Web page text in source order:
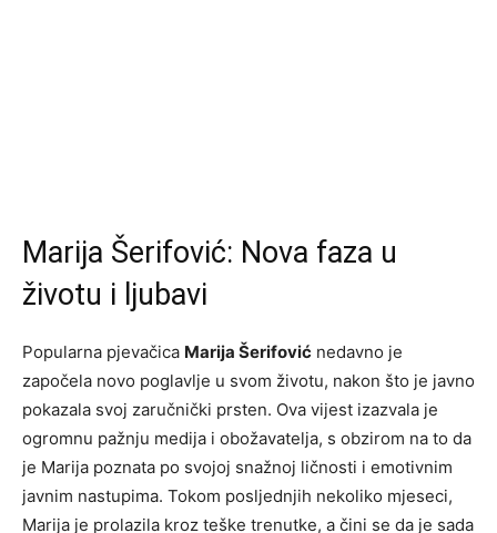
Marija Šerifović: Nova faza u
životu i ljubavi
Popularna pjevačica Marija Šerifović nedavno je
započela novo poglavlje u svom životu, nakon što je javno
pokazala svoj zaručnički prsten. Ova vijest izazvala je
ogromnu pažnju medija i obožavatelja, s obzirom na to da
je Marija poznata po svojoj snažnoj ličnosti i emotivnim
javnim nastupima. Tokom posljednjih nekoliko mjeseci,
Marija je prolazila kroz teške trenutke, a čini se da je sada